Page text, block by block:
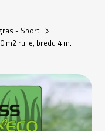
- Sport
m2 rulle, bredd 4 m.